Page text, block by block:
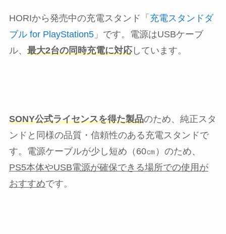
HORIから発売中の充電スタンド「 充電スタンドダ
ブル for PlayStation5」です。電源はUSBケーブ
ル、 最大2台の同時充電に対応しています。
SONY公式ライセンスを得た製品のため、純正スタ
ンドと同様の品質・信頼性のある充電スタンドで
す。電源ケーブルが少し短め（60㎝）のため、
PS5本体やUSB電源が確保できる場所での使用が
おすすめです。